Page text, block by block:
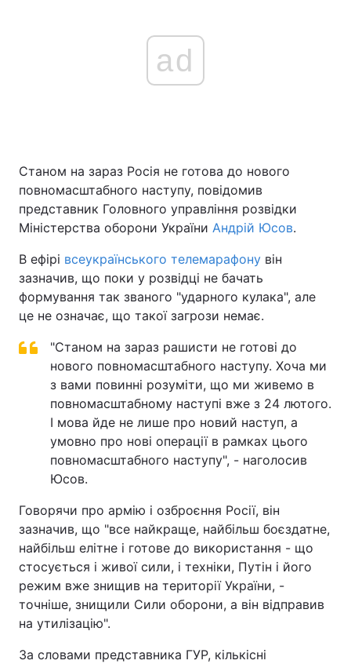
ad
Станом на зараз Росія не готова до нового
повномасштабного наступу, повідомив
представник Головного управління розвідки
Міністерства оборони України Андрій Юсов.
В ефірі всеукраїнського телемарафону він
зазначив, що поки у розвідці не бачать
формування так званого "ударного кулака", але
це не означає, що такої загрози немає.
"Станом на зараз рашисти не готові до
нового повномасштабного наступу. Хоча ми
з вами повинні розуміти, що ми живемо в
повномасштабному наступі вже з 24 лютого.
І мова йде не лише про новий наступ, а
умовно про нові операції в рамках цього
повномасштабного наступу", - наголосив
Юсов.
Говорячи про армію і озброєння Росії, він
зазначив, що "все найкраще, найбільш боєздатне,
найбільш елітне і готове до використання - що
стосується і живої сили, і техніки, Путін і його
режим вже знищив на території України, -
точніше, знищили Сили оборони, а він відправив
на утилізацію".
За словами представника ГУР, кількісні